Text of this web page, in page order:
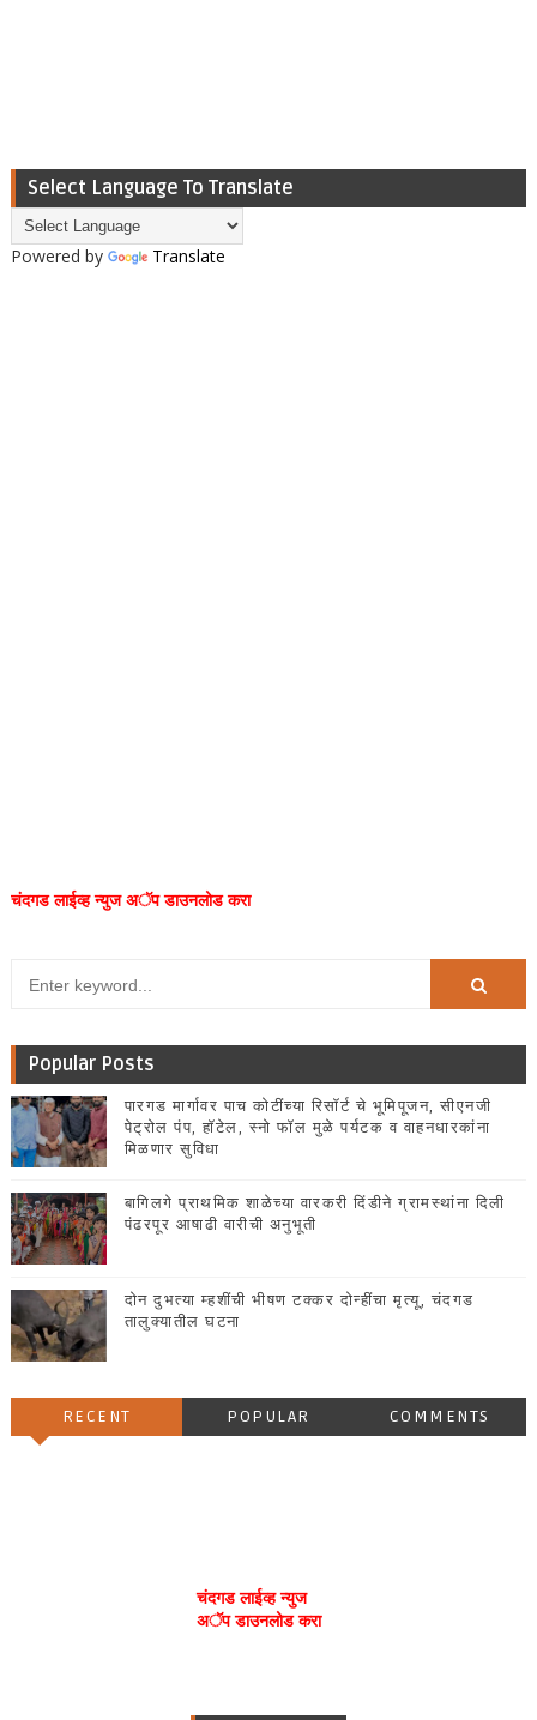
Select Language To Translate
Powered by Translate
चंदगड लाईव्ह न्युज अॅप डाउनलोड करा
Popular Posts
पारगड मार्गावर पाच कोटींच्या रिसॉर्ट चे भूमिपूजन, सीएनजी
पेट्रोल पंप, हॉटेल, स्नो फॉल मुळे पर्यटक व वाहनधारकांना
मिळणार सुविधा
बागिलगे प्राथमिक शाळेच्या वारकरी दिंडीने ग्रामस्थांना दिली
पंढरपूर आषाढी वारीची अनुभूती
दोन दुभत्या म्हशींची भीषण टक्कर दोन्हींचा मृत्यू, चंदगड
तालुक्यातील घटना
RECENT POPULAR COMMENTS
चंदगड लाईव्ह न्युज
अॅप डाउनलोड करा